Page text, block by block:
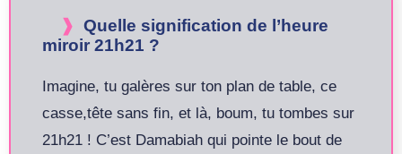
Quelle signification de l’heure
miroir 21h21 ?
Imagine, tu galères sur ton plan de table, ce
casse,tête sans fin, et là, boum, tu tombes sur
21h21 ! C’est Damabiah qui pointe le bout de